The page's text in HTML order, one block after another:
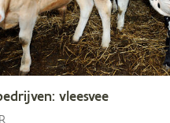
vleesvee